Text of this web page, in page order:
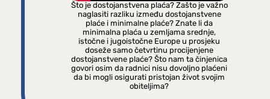
Što je dostojanstvena plaća? Zašto je važno
naglasiti razliku između dostojanstvene
plaće i minimalne plaće? Znate li da
minimalna plaća u zemljama srednje,
istočne i jugoistočne Europe u prosjeku
doseže samo četvrtinu procijenjene
dostojanstvene plaće? Što nam ta činjenica
govori osim da radnici nisu dovoljno plaćeni
da bi mogli osigurati pristojan život svojim
obiteljima?